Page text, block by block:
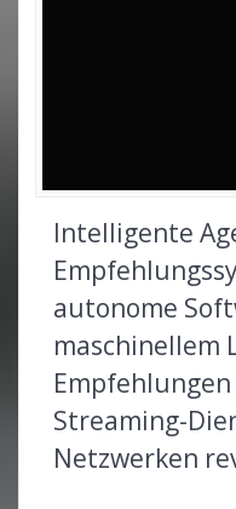
Intelligente
autonome
maschinellem
Empfehlungen
Streaming-
Netzwerken